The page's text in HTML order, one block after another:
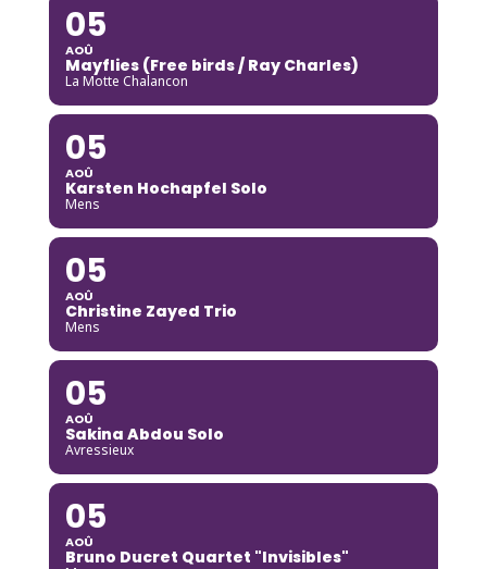
05
AOÛ
Mayflies (Free birds / Ray Charles)
La Motte Chalancon
05
AOÛ
Karsten Hochapfel Solo
Mens
05
AOÛ
Christine Zayed Trio
Mens
05
AOÛ
Sakina Abdou Solo
Avressieux
05
AOÛ
Bruno Ducret Quartet "Invisibles"